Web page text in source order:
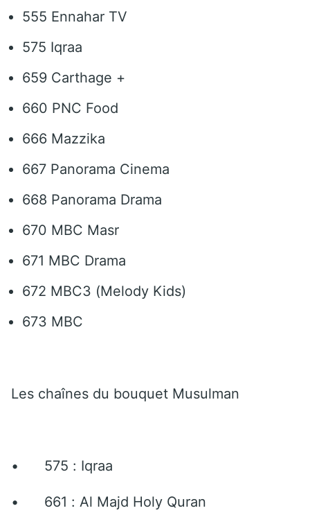
555 Ennahar TV
575 Iqraa
659 Carthage +
660 PNC Food
666 Mazzika
667 Panorama Cinema
668 Panorama Drama
670 MBC Masr
671 MBC Drama
672 MBC3 (Melody Kids)
673 MBC
Les chaînes du bouquet Musulman
• 575 : Iqraa
• 661 : Al Majd Holy Quran